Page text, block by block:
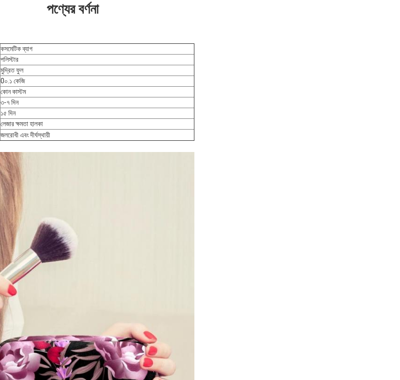
পণ্যের বর্ণনা
কসমেটিক ব্যাগ
পলিস্টার
মুদ্রিত ফুল
0০.১ কেজি
কোন কাস্টম
৩-৭ দিন
১৫ দিন
লেজার ক্ষমতা হালকা
জলরোধী এবং দীর্ঘস্থায়ী